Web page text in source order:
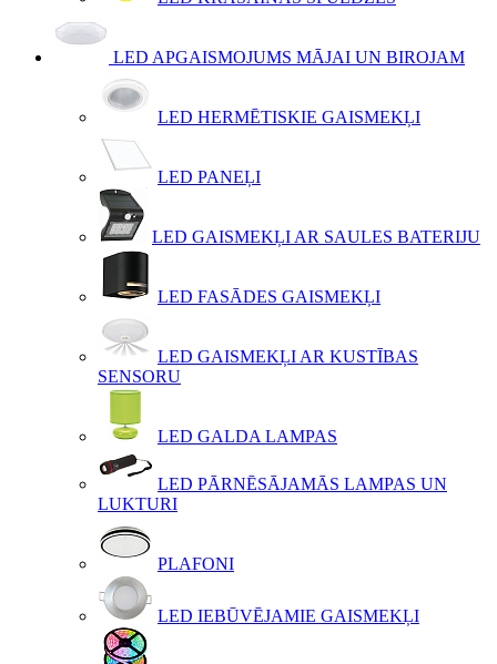
LED APGAISMOJUMS MĀJAI UN BIROJAM
LED HERMĒTISKIE GAISMEKĻI
LED PANEĻI
LED GAISMEKĻI AR SAULES BATERIJU
LED FASĀDES GAISMEKĻI
LED GAISMEKĻI AR KUSTĪBAS
SENSORU
LED GALDA LAMPAS
LED PĀRNĒSĀJAMĀS LAMPAS UN
LUKTURI
PLAFONI
LED IEBŪVĒJAMIE GAISMEKĻI